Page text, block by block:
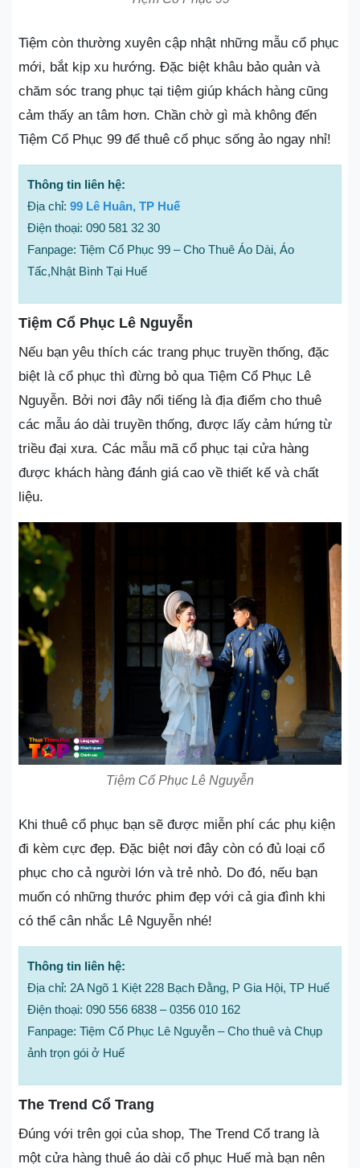
Tiệm còn thường xuyên cập nhật những mẫu cổ phục
mới, bắt kịp xu hướng. Đặc biệt khâu bảo quản và
chăm sóc trang phục tại tiệm giúp khách hàng cũng
cảm thấy an tâm hơn. Chần chờ gì mà không đến
Tiệm Cổ Phục 99 để thuê cổ phục sống ảo ngay nhỉ!
Thông tin liên hệ:
Địa chỉ: 99 Lê Huân, TP Huế
Điện thoại: 090 581 32 30
Fanpage: Tiệm Cổ Phục 99 – Cho Thuê Áo Dài, Áo
Tấc,Nhật Bình Tại Huế
Tiệm Cổ Phục Lê Nguyễn
Nếu bạn yêu thích các trang phục truyền thống, đặc
biệt là cổ phục thì đừng bỏ qua Tiệm Cổ Phục Lê
Nguyễn. Bởi nơi đây nổi tiếng là địa điểm cho thuê
các mẫu áo dài truyền thống, được lấy cảm hứng từ
triều đại xưa. Các mẫu mã cổ phục tại cửa hàng
được khách hàng đánh giá cao về thiết kế và chất
liệu.
Tiệm Cổ Phục Lê Nguyễn
Khi thuê cổ phục bạn sẽ được miễn phí các phụ kiện
đi kèm cực đẹp. Đặc biệt nơi đây còn có đủ loại cổ
phục cho cả người lớn và trẻ nhỏ. Do đó, nếu bạn
muốn có những thước phim đẹp với cả gia đình khi
có thể cân nhắc Lê Nguyễn nhé!
Thông tin liên hệ:
Địa chỉ: 2A Ngõ 1 Kiệt 228 Bạch Đằng, P Gia Hội, TP Huế
Điện thoại: 090 556 6838 – 0356 010 162
Fanpage: Tiệm Cổ Phục Lê Nguyễn – Cho thuê và Chụp
ảnh trọn gói ở Huế
The Trend Cổ Trang
Đúng với trên gọi của shop, The Trend Cổ trang là
một cửa hàng thuê áo dài cổ phục Huế mà bạn nên